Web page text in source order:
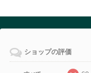
ショップの評価